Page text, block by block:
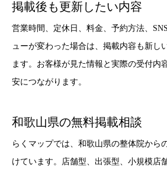
掲載後も更新したい内容
営業時間、定休日、料金、予約方法、
ューが変わった場合は、掲載内容も新し
ます。お客様が見た情報と実際の受付内
安につながります。
和歌山県の無料掲載相談
らくマップでは、和歌山県の整体院から
けています。店舗型、出張型、小規模店